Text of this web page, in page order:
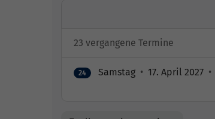
23 vergangene Termine
24 Samstag • 17. April 2027 •